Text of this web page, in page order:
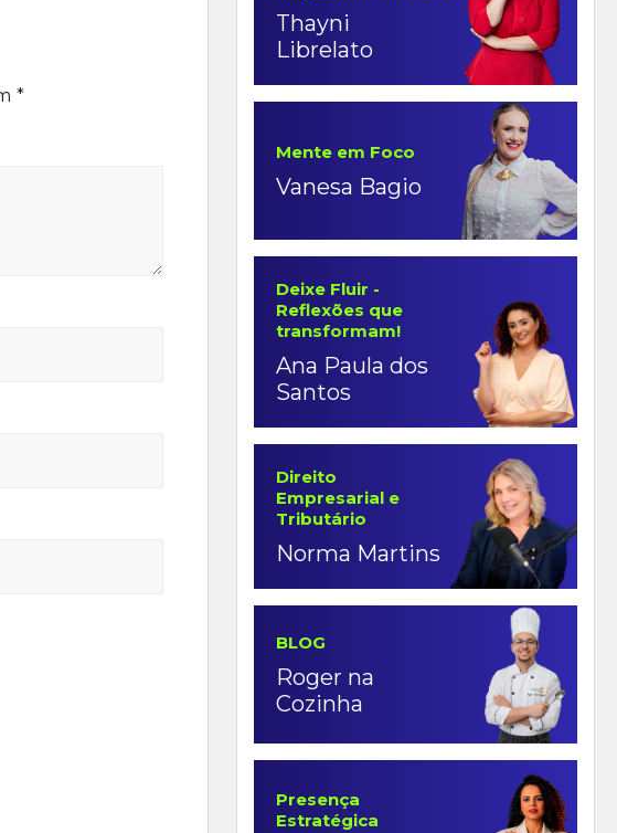
*
Thayni
Librelato
Mente em Foco
Vanesa Bagio
Deixe Fluir -
Reflexões que
transformam!
Ana Paula dos
Santos
Direito
Empresarial e
Tributário
Norma Martins
BLOG
Roger na
Cozinha
Presença
Estratégica